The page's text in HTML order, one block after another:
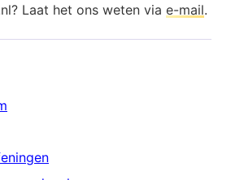
Laat het ons weten via e-mail.